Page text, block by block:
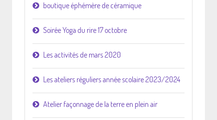
boutique éphémère de céramique
Soirée Yoga du rire 17 octobre
Les activités de mars 2020
Les ateliers réguliers année scolaire 2023/2024
Atelier façonnage de la terre en plein air